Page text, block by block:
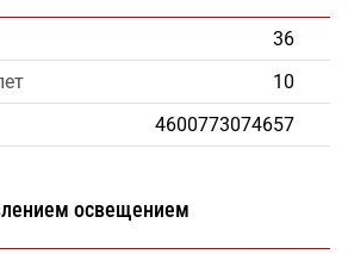
36
10
4600773074657
освещением